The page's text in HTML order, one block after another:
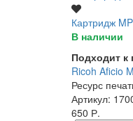
Картридж
В наличии
Подходит к
Ricoh Aficio
Ресурс
Артикул:
650 Р.